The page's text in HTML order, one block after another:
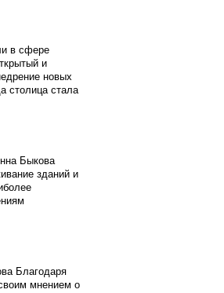
в сфере
и
новых
столица стала
Быкова
зданий и
Благодаря
мнением о